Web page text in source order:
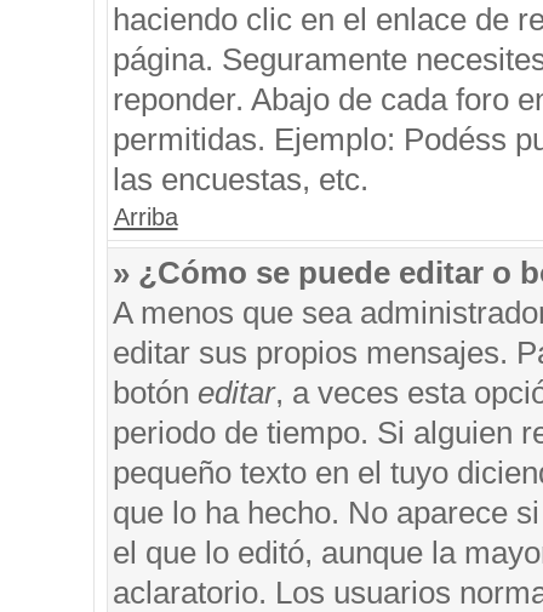
haciendo clic en el enlace de
página. Seguramente
reponder. Abajo de cada foro
permitidas. Ejemplo: Podéss
las encuestas, etc.
Arriba
» ¿Cómo se puede editar o
A menos que sea
editar sus propios mensajes.
botón editar, a veces esta
periodo de tiempo. Si alguien
pequeño texto en el tuyo
que lo ha hecho. No aparece
el que lo editó, aunque la
aclaratorio. Los usuarios